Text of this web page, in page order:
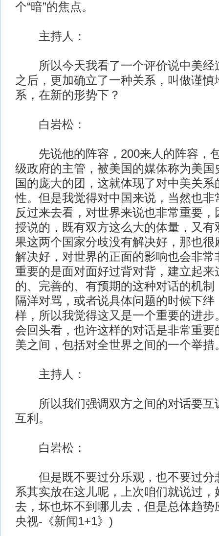
个“暗”的焦点。
主持人：
所以今天我看了一个评价说中美经
之后，更加确立了一种关系，叫做谨慎
系，在新的形势下？
白岩松：
先说他的阵容，200来人的阵容，
级政府的主管，被美国的媒体称为美国
国的庞大的团，这就体现了对中美关系
性。但是我觉得对中国来说，当然也非
反过来去看，对世界来说也非常重要
授说的，既有双方这么大的体量，又有
果这两个国家分歧没有解决好，那也很
解决好，对世界的正面的影响也会非常
重要的是面对面好过背对背，建立起来
的、完善的、有预期的这种对话的机制
隔洋对骂，或者说具体问题的时候下绊
样，所以我觉得这又是一个重要的进步
会回头看，也许这样的对话是非常重要
美之间，包括对全世界之间的一个举措
主持人：
所以我们强调双方之间的对话要互
互利。
白岩松：
但是既不要过分乐观，也不要过分
系其实放在这儿呢，上次咱们就说过，
去，坏也坏不到哪儿去，但是总体趋
央视-《新闻1+1》)